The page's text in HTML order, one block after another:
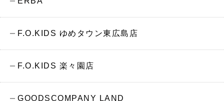
F.O.KIDS ゆめタウン東広島店
F.O.KIDS 楽々園店
GOODSCOMPANY LAND